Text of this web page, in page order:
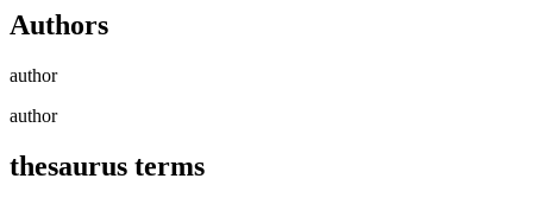
Authors
author
author
thesaurus terms